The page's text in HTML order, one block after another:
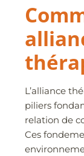
L’alliance
piliers
relation de
Ces